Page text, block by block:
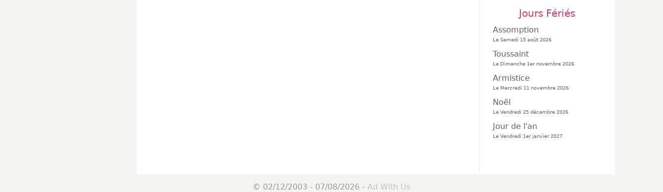
Jours Fériés
Assomption
Le Samedi 15 août 2026
Toussaint
Le Dimanche 1er novembre 2026
Armistice
Le Mercredi 11 novembre 2026
Noël
Le Vendredi 25 décembre 2026
Jour de l'an
Le Vendredi 1er janvier 2027
© 02/12/2003 - 07/08/2026 - Ad With Us